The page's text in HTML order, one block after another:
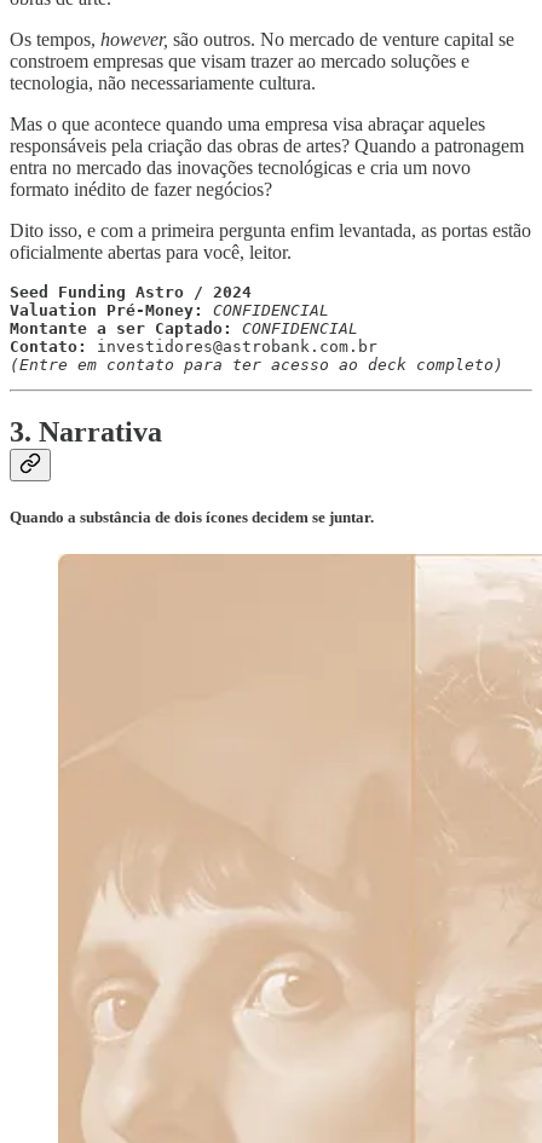
Os tempos, however, são outros. No mercado de venture capital se
constroem empresas que visam trazer ao mercado soluções e
tecnologia, não necessariamente cultura.
Mas o que acontece quando uma empresa visa abraçar aqueles
responsáveis pela criação das obras de artes? Quando a patronagem
entra no mercado das inovações tecnológicas e cria um novo
formato inédito de fazer negócios?
Dito isso, e com a primeira pergunta enfim levantada, as portas estão
oficialmente abertas para você, leitor.
Seed Funding Astro / 2024
Valuation Pré-Money:
Montante a ser Captado:
Contato: investidores@astrobank.com.br
(Entre em contato para ter acesso ao deck completo)
3. Narrativa
Quando a substância de dois ícones decidem se juntar.